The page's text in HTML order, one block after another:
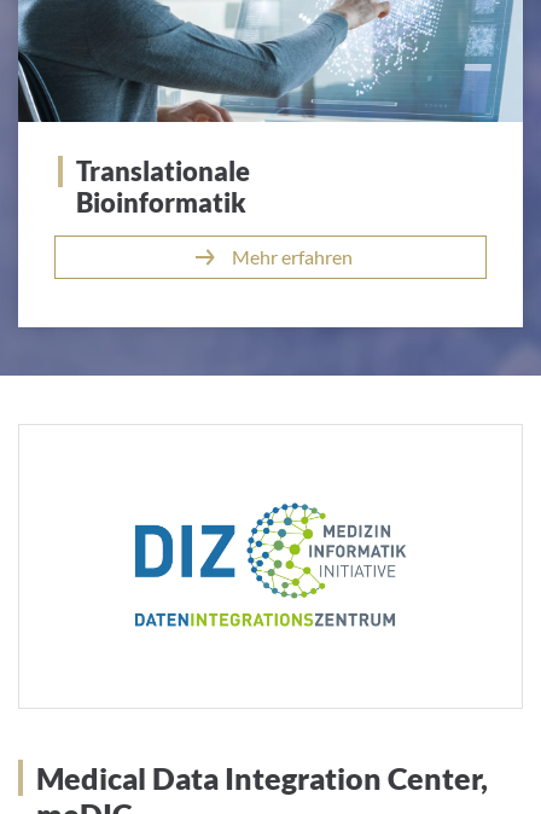
Translationale
Bioinformatik
Mehr erfahren
Medical Data Integration Center,
Medical Data Integration Center,